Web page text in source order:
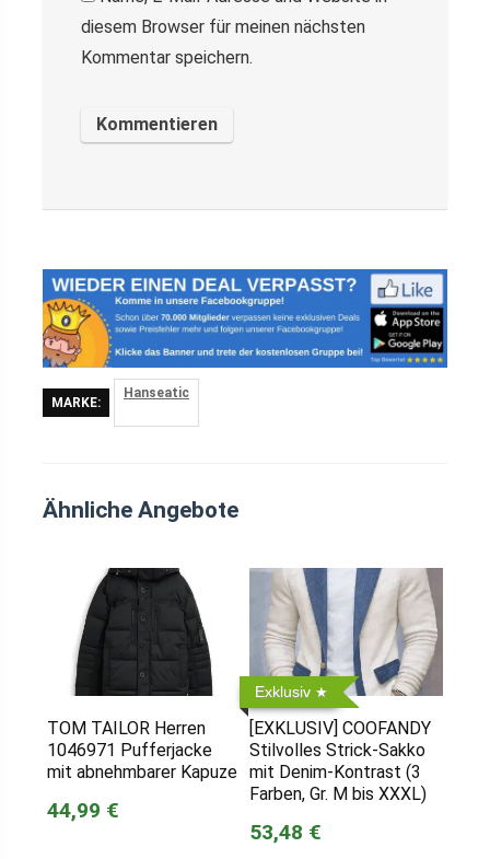
diesem Browser für meinen nächsten
Kommentar speichern.
MARKE:
Hanseatic
Ähnliche Angebote
TOM TAILOR Herren
1046971 Pufferjacke
mit abnehmbarer Kapuze
44,99 €
Exklusiv
[EXKLUSIV] COOFANDY
Stilvolles Strick-Sakko
mit Denim-Kontrast (3
Farben, Gr. M bis XXXL)
53,48 €